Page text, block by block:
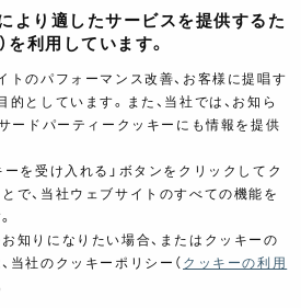
より適したサービスを提供するた
を利用しています。
トのパフォーマンス改善、お客様に提唱す
的としています。また、当社では、お知ら
サードパーティークッキーにも情報を提供
ーを受け入れる」ボタンをクリックしてク
で、当社ウェブサイトのすべての機能を
知りになりたい場合、またはクッキーの
当社のクッキーポリシー（ クッキーの利用